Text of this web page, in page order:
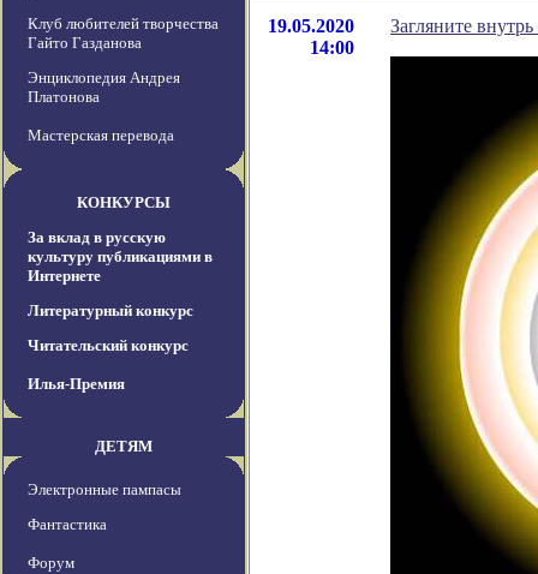
Клуб любителей творчества
Гайто Газданова
Энциклопедия Андрея
Платонова
Мастерская перевода
КОНКУРСЫ
За вклад в русскую
культуру публикациями в
Интернете
Литературный конкурс
Читательский конкурс
Илья-Премия
ДЕТЯМ
Электронные пампасы
Фантастика
Форум
19.05.2020
14:00
Загляните